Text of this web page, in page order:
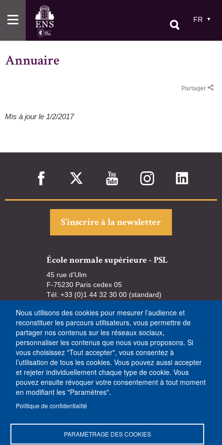
au
contenu
FR
Annuaire
Partager
Mis à jour le 1/2/2017
S’inscrire à la newsletter
École normale supérieure - PSL
45 rue d’Ulm
F-75230 Paris cedex 05
Tél. +33 (0)1 44 32 30 00 (standard)
Nous utilisons des cookies pour mesurer l’audience et
reconstituer les parcours utilisateurs, vous permettre de
partager nos contenus sur les réseaux sociaux,
personnaliser les contenus que nous vous proposons. Si
vous choisissez "Tout accepter", vous consentez à
l’utilisation de tous les cookies. Vous pouvez aussi accepter
et rejeter individuellement chaque type de cookie. Vous
pouvez ensuite révoquer votre consentement à tout moment
en modifiant les "Paramètres".
Politique de confidentialité
PARAMÈTRAGE DES COOKIES